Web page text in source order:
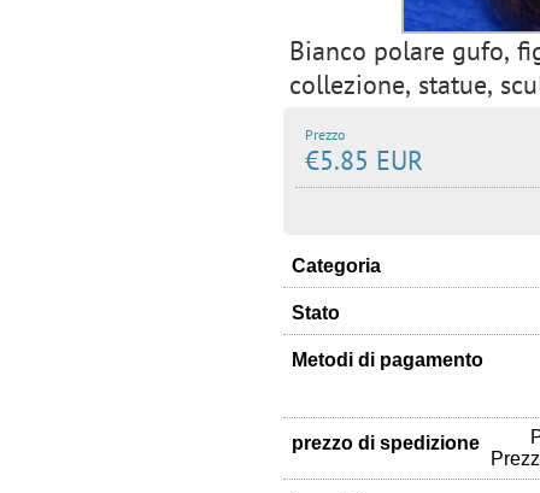
Bianco polare gufo,
collezione, statue,
Prezzo
€5.85 EUR
Categoria
Stato
Metodi di pagamento
prezzo di spedizione